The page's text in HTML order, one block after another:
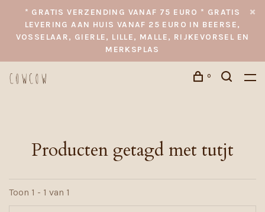
* GRATIS VERZENDING VANAF 75 EURO * GRATIS
LEVERING AAN HUIS VANAF 25 EURO IN BEERSE,
VOSSELAAR, GIERLE, LILLE, MALLE, RIJKEVORSEL EN
MERKSPLAS
0
Producten getagd met tutjt
Toon 1 - 1 van 1